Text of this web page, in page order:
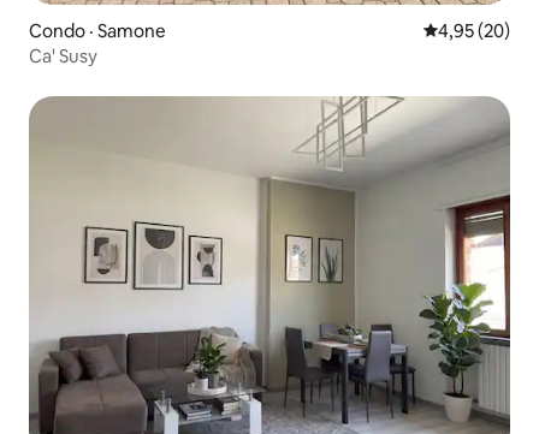
Condo · Samone Note
4,95 (20)
Ca' Susy